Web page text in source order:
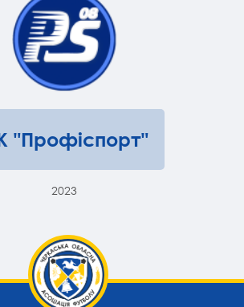
"Профіспорт"
2023